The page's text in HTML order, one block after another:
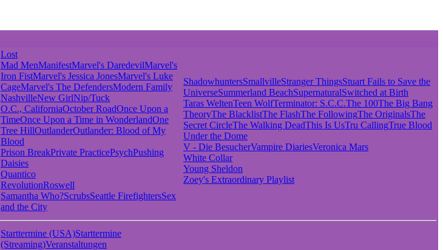
Lost
Mad MenManifestMarvel's DaredevilMarvel's
Iron FistMarvel's Jessica JonesMarvel's Luke
CageMarvel's The DefendersModern Family
NashvilleNew GirlNip/Tuck
O.C., CaliforniaOctober RoadOnce Upon a
TimeOnce Upon a Time in WonderlandOne
Tree HillOutlanderOutlander: Blood of My
Blood
Prison BreakPrivate PracticePsychPushing
Daisies
Quantico
RevolutionRoswell
Samantha Who?ScrubsSeattle FirefightersSex
and the City
ShadowhuntersSmallvilleStranger ThingsStuart Fails to Save the
UniverseSummerland BeachSupernaturalSwitched at Birth
Taras WeltenTeen WolfTerminator: S.C.C.The 100The Big Bang
TheoryThe BlacklistThe FlashThe FollowingThe OriginalsThe
Secret CircleThe Walking DeadThis Is UsTru CallingTrue Blood
Under the Dome
V - Die BesucherVampire DiariesVeronica Mars
White Collar
Young Sheldon
Zoey's Extraordinary Playlist
Starttermine (USA)Starttermine
(Streaming)Veranstaltungen